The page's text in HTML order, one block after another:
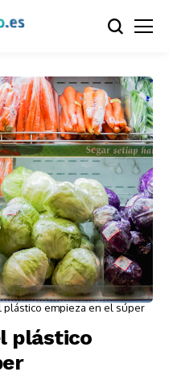
plástico empieza en el súper
plástico